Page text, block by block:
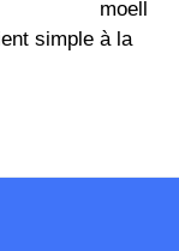
moell
simple à la